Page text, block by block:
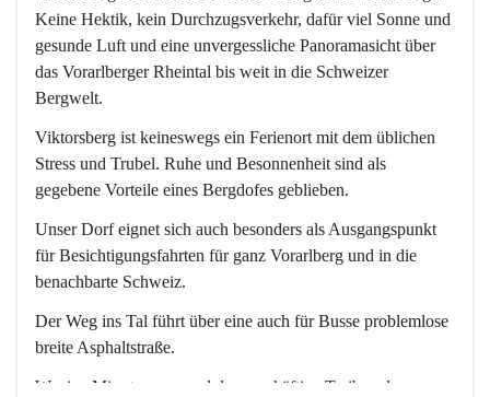
Keine Hektik, kein Durchzugsverkehr, dafür viel Sonne und
gesunde Luft und eine unvergessliche Panoramasicht über
das Vorarlberger Rheintal bis weit in die Schweizer
Bergwelt.
Viktorsberg ist keineswegs ein Ferienort mit dem üblichen
Stress und Trubel. Ruhe und Besonnenheit sind als
gegebene Vorteile eines Bergdofes geblieben.
Unser Dorf eignet sich auch besonders als Ausgangspunkt
für Besichtigungsfahrten für ganz Vorarlberg und in die
benachbarte Schweiz.
Der Weg ins Tal führt über eine auch für Busse problemlose
breite Asphaltstraße.
Wenige Minuten nur, und das geschäftige Treiben der